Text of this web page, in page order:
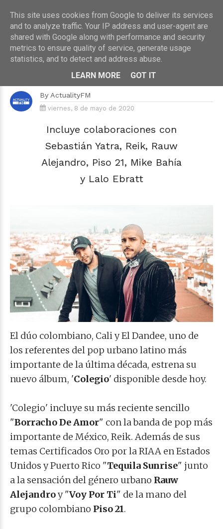
HOME›MÚSICA
Cali y El Dandee presentan su
nuevo álbum "Colegio"
By ActualityFM
viernes, 8 de mayo de 2020
Incluye colaboraciones con
Sebastián Yatra, Reik, Rauw
Alejandro, Piso 21, Mike Bahía
y Lalo Ebratt
El dúo colombiano, Cali y El Dandee, uno de
los referentes del pop urbano latino más
importante de la última década, estrena su
nuevo álbum, 'Colegio' disponible desde hoy.
'Colegio' incluye su más reciente sencillo
"Borracho De Amor" con la banda de pop más
importante de México, Reik. Además de sus
temas Certificados Oro por la RIAA en Estados
Unidos y Puerto Rico "Tequila Sunrise" junto
a la sensación del género urbano Rauw
Alejandroy "Voy Por Ti" de la mano del
grupo colombiano Piso 21.
This site uses cookies from Google to deliver its services
and to analyze traffic. Your IP address and user-agent are
shared with Google along with performance and security
metrics to ensure quality of service, generate usage
statistics, and to detect and address abuse.
LEARN MORE
GOT IT